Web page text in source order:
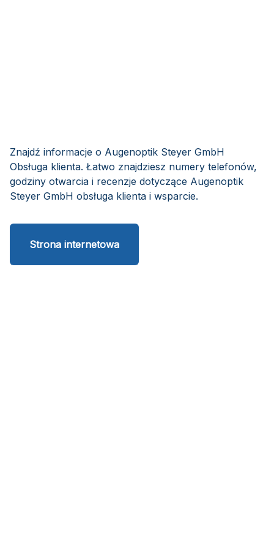
Znajdź informacje o Augenoptik Steyer GmbH
Obsługa klienta. Łatwo znajdziesz numery telefonów,
godziny otwarcia i recenzje dotyczące Augenoptik
Steyer GmbH obsługa klienta i wsparcie.
Strona internetowa